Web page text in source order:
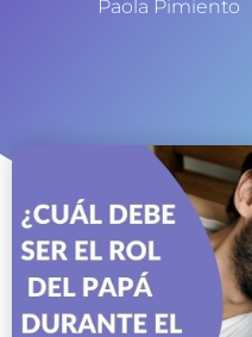
Paola Pimiento